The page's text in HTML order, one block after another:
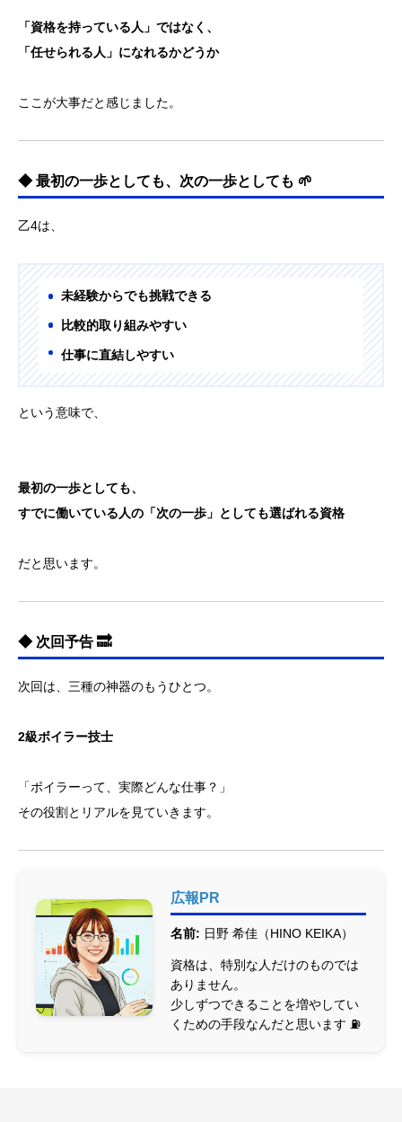
「資格を持っている人」ではなく、
「任せられる人」になれるかどうか
ここが大事だと感じました。
◆ 最初の一歩としても、次の一歩としても 🌱
乙4は、
未経験からでも挑戦できる
比較的取り組みやすい
仕事に直結しやすい
という意味で、
最初の一歩としても、
すでに働いている人の「次の一歩」としても選ばれる資格
だと思います。
◆ 次回予告 🔜
次回は、三種の神器のもうひとつ。
2級ボイラー技士
「ボイラーって、実際どんな仕事？」
その役割とリアルを見ていきます。
広報PR
名前: 日野 希佳（HINO KEIKA）
資格は、特別な人だけのものでは
ありません。
少しずつできることを増やしてい
くための手段なんだと思います ⛽